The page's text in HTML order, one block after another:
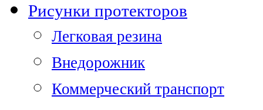
Рисунки протекторов
Легковая резина
Внедорожник
Коммерческий транспорт